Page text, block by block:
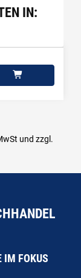
IN:
und zzgl.
IM FOKUS